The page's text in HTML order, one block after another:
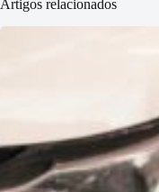
Artigos relacionados